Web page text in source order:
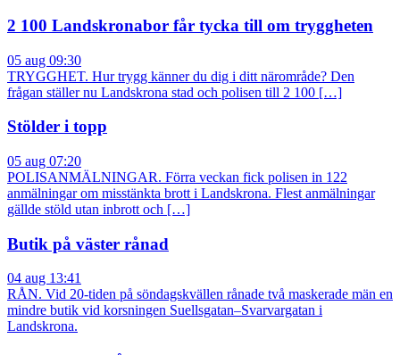
2 100 Landskronabor får tycka till om tryggheten
05 aug 09:30
TRYGGHET. Hur trygg känner du dig i ditt närområde? Den
frågan ställer nu Landskrona stad och polisen till 2 100 […]
Stölder i topp
05 aug 07:20
POLISANMÄLNINGAR. Förra veckan fick polisen in 122
anmälningar om misstänkta brott i Landskrona. Flest anmälningar
gällde stöld utan inbrott och […]
Butik på väster rånad
04 aug 13:41
RÅN. Vid 20-tiden på söndagskvällen rånade två maskerade män en
mindre butik vid korsningen Suellsgatan–Svarvargatan i
Landskrona.